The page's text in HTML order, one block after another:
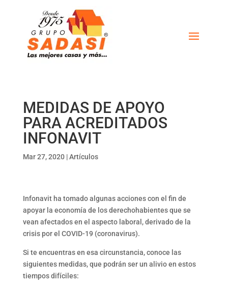
MEDIDAS DE APOYO
PARA ACREDITADOS
INFONAVIT
Mar 27, 2020|Artículos
Infonavit ha tomado algunas acciones con el fin de
apoyar la economía de los derechohabientes que se
vean afectados en el aspecto laboral, derivado de la
crisis por el COVID-19 (coronavirus).
Si te encuentras en esa circunstancia, conoce las
siguientes medidas, que podrán ser un alivio en estos
tiempos difíciles: